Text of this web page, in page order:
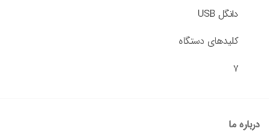
دانگل USB
کلیدهای‌ دستگاه
۷
درباره ما